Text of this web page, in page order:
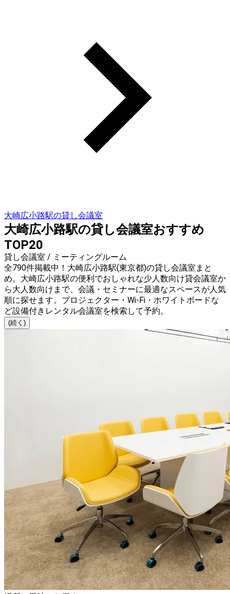
大崎広小路駅の貸し会議室
大崎広小路駅の貸し会議室おすすめ
TOP20
貸し会議室 / ミーティングルーム
全790件掲載中！大崎広小路駅(東京都)の貸し会議室まと
め。大崎広小路駅の便利でおしゃれな少人数向け貸会議室か
ら大人数向けまで、会議・セミナーに最適なスペースが人気
順に探せます。プロジェクター・Wi-Fi・ホワイトボードな
ど設備付きレンタル会議室を検索して予約。
(続く)